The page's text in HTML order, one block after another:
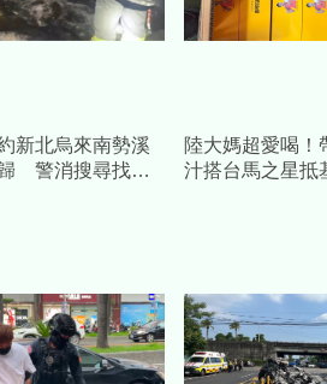
新北烏來南勢溪
警消搜尋找到2
陸大媽超愛喝！
汁搭台馬之星